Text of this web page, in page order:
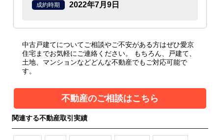
成約時期 2022年7月9日
中古戸建てについてご相談やご不安がある方はぜひ愛京
住宅までお気軽にご連絡ください。
もちろん、戸建て、
土地、マンションなどどんな不動産でもご対応可能で
す。
不動産のご相談はこちら
関連する不動産取引実績